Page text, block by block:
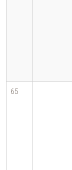
65